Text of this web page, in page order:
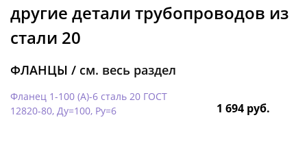
другие детали трубопроводов из
стали 20
ФЛАНЦЫ / см. весь раздел
Фланец 1-100 (А)-6 сталь 20 ГОСТ
12820-80, Ду=100, Ру=6
1 694 руб.